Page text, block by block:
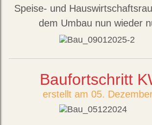
Speise- und
dem Umbau nun wieder
Baufortschritt
erstellt am 05.